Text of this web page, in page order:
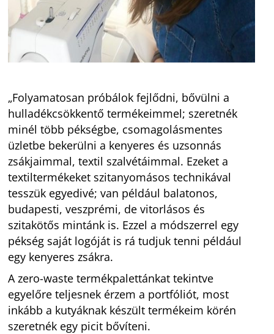
„Folyamatosan próbálok fejlődni, bővülni a
hulladékcsökkentő termékeimmel; szeretnék
minél több pékségbe, csomagolásmentes
üzletbe bekerülni a kenyeres és uzsonnás
zsákjaimmal, textil szalvétáimmal. Ezeket a
textiltermékeket szitanyomásos technikával
tesszük egyedivé; van például balatonos,
budapesti, veszprémi, de vitorlásos és
szitakötős mintánk is. Ezzel a módszerrel egy
pékség saját logóját is rá tudjuk tenni például
egy kenyeres zsákra.
A zero-waste termékpalettánkat tekintve
egyelőre teljesnek érzem a portfóliót, most
inkább a kutyáknak készült termékeim körén
szeretnék egy picit bővíteni.